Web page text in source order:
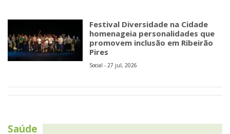
Festival Diversidade na Cidade
homenageia personalidades que
promovem inclusão em Ribeirão
Pires
Social - 27 jul, 2026
Saúde